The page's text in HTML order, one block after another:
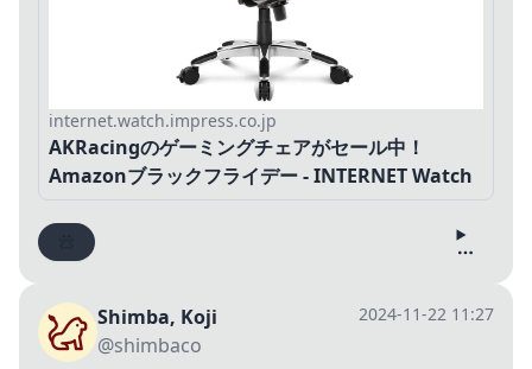
internet.watch.impress.co.jp
AKRacingのゲーミングチェアがセール中！
Amazonブラックフライデー - INTERNET Watch
Shimba, Koji
@shimbaco
2024-11-22 11:27